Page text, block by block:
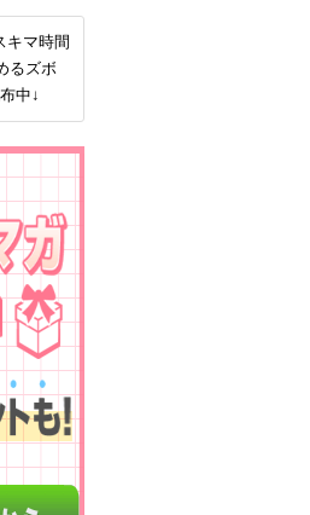
キマ時間
るズボ
中↓